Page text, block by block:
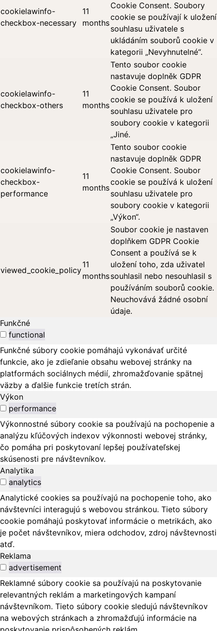
cookielawinfo-
checkbox-necessary
11
months
Cookie Consent. Soubory
cookie se používají k uložení
souhlasu uživatele s
ukládáním souborů cookie v
kategorii „Nevyhnutelné“.
cookielawinfo-
checkbox-others
11
months
Tento soubor cookie
nastavuje doplněk GDPR
Cookie Consent. Soubor
cookie se používá k uložení
souhlasu uživatele pro
soubory cookie v kategorii
„Jiné.
cookielawinfo-
checkbox-
performance
11
months
Tento soubor cookie
nastavuje doplněk GDPR
Cookie Consent. Soubor
cookie se používá k uložení
souhlasu uživatele pro
soubory cookie v kategorii
„Výkon“.
viewed_cookie_policy
11
months
Soubor cookie je nastaven
doplňkem GDPR Cookie
Consent a používá se k
uložení toho, zda uživatel
souhlasil nebo nesouhlasil s
používáním souborů cookie.
Neuchovává žádné osobní
údaje.
Funkčné
functional
Funkčné súbory cookie pomáhajú vykonávať určité
funkcie, ako je zdieľanie obsahu webovej stránky na
platformách sociálnych médií, zhromažďovanie spätnej
väzby a ďalšie funkcie tretích strán.
Výkon
performance
Výkonnostné súbory cookie sa používajú na pochopenie a
analýzu kľúčových indexov výkonnosti webovej stránky,
čo pomáha pri poskytovaní lepšej používateľskej
skúsenosti pre návštevníkov.
Analytika
analytics
Analytické cookies sa používajú na pochopenie toho, ako
návštevníci interagujú s webovou stránkou. Tieto súbory
cookie pomáhajú poskytovať informácie o metrikách, ako
je počet návštevníkov, miera odchodov, zdroj návštevnosti
atď.
Reklama
advertisement
Reklamné súbory cookie sa používajú na poskytovanie
relevantných reklám a marketingových kampaní
návštevníkom. Tieto súbory cookie sledujú návštevníkov
na webových stránkach a zhromažďujú informácie na